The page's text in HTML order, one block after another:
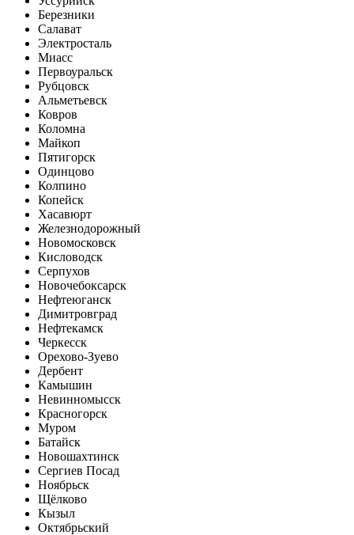
Березники
Салават
Электросталь
Миасс
Первоуральск
Рубцовск
Альметьевск
Ковров
Коломна
Майкоп
Пятигорск
Одинцово
Колпино
Копейск
Хасавюрт
Железнодорожный
Новомосковск
Кисловодск
Серпухов
Новочебоксарск
Нефтеюганск
Димитровград
Нефтекамск
Черкесск
Орехово-Зуево
Дербент
Камышин
Невинномысск
Красногорск
Муром
Батайск
Новошахтинск
Сергиев Посад
Ноябрьск
Щёлково
Кызыл
Октябрьский